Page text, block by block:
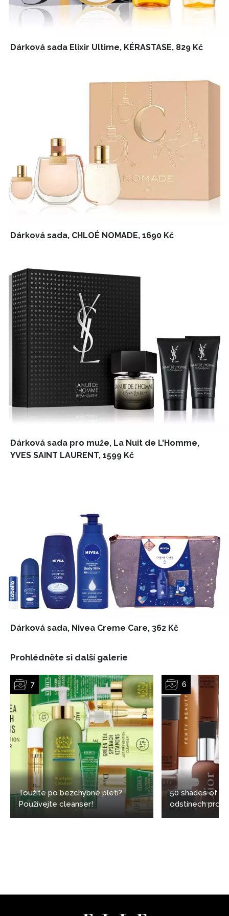
REDAKCE
Dárková sada Elixir Ultime, KÉRASTASE, 829 Kč
Dárková sada, CHLOÉ NOMADE, 1690 Kč
Dárková sada pro muže, La Nuit de L'Homme,
YVES SAINT LAURENT, 1599 Kč
Dárková sada, Nivea Creme Care, 362 Kč
Prohlédněte si další galerie
Toužíte po bezchybné pleti?
Používejte cleanser!
50 shades of
odstínech pro